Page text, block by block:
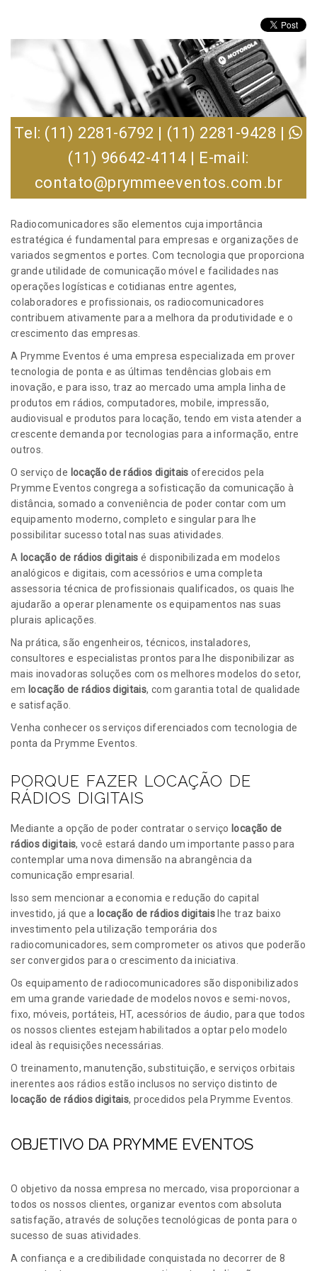
Tel: (11) 2281-6792 | (11) 2281-9428 |
(11) 96642-4114 | E-mail:
contato@prymmeeventos.com.br
Radiocomunicadores são elementos cuja importância
estratégica é fundamental para empresas e organizações de
variados segmentos e portes. Com tecnologia que proporciona
grande utilidade de comunicação móvel e facilidades nas
operações logísticas e cotidianas entre agentes,
colaboradores e profissionais, os radiocomunicadores
contribuem ativamente para a melhora da produtividade e o
crescimento das empresas.
A Prymme Eventos é uma empresa especializada em prover
tecnologia de ponta e as últimas tendências globais em
inovação, e para isso, traz ao mercado uma ampla linha de
produtos em rádios, computadores, mobile, impressão,
audiovisual e produtos para locação, tendo em vista atender a
crescente demanda por tecnologias para a informação, entre
outros.
O serviço de locação de rádios digitais oferecidos pela
Prymme Eventos congrega a sofisticação da comunicação à
distância, somado a conveniência de poder contar com um
equipamento moderno, completo e singular para lhe
possibilitar sucesso total nas suas atividades.
A locação de rádios digitais é disponibilizada em modelos
analógicos e digitais, com acessórios e uma completa
assessoria técnica de profissionais qualificados, os quais lhe
ajudarão a operar plenamente os equipamentos nas suas
plurais aplicações.
Na prática, são engenheiros, técnicos, instaladores,
consultores e especialistas prontos para lhe disponibilizar as
mais inovadoras soluções com os melhores modelos do setor,
em locação de rádios digitais, com garantia total de qualidade
e satisfação.
Venha conhecer os serviços diferenciados com tecnologia de
ponta da Prymme Eventos.
PORQUE FAZER LOCAÇÃO DE
RÁDIOS DIGITAIS
Mediante a opção de poder contratar o serviço locação de
rádios digitais, você estará dando um importante passo para
contemplar uma nova dimensão na abrangência da
comunicação empresarial.
Isso sem mencionar a economia e redução do capital
investido, já que a locação de rádios digitais lhe traz baixo
investimento pela utilização temporária dos
radiocomunicadores, sem comprometer os ativos que poderão
ser convergidos para o crescimento da iniciativa.
Os equipamento de radiocomunicadores são disponibilizados
em uma grande variedade de modelos novos e semi-novos,
fixo, móveis, portáteis, HT, acessórios de áudio, para que todos
os nossos clientes estejam habilitados a optar pelo modelo
ideal às requisições necessárias.
O treinamento, manutenção, substituição, e serviços orbitais
inerentes aos rádios estão inclusos no serviço distinto de
locação de rádios digitais, procedidos pela Prymme Eventos.
OBJETIVO DA PRYMME EVENTOS
O objetivo da nossa empresa no mercado, visa proporcionar a
todos os nossos clientes, organizar eventos com absoluta
satisfação, através de soluções tecnológicas de ponta para o
sucesso de suas atividades.
A confiança e a credibilidade conquistada no decorrer de 8